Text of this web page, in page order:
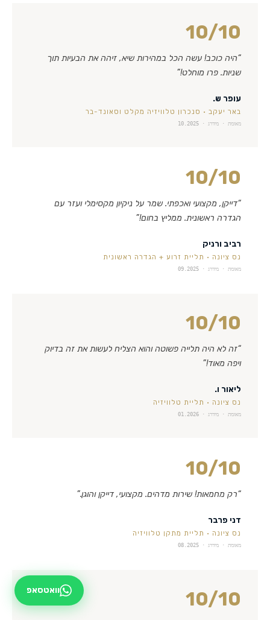
10/10
“היה כוכב! עשה הכל במהירות שיא, זיהה את הבעיות תוך
שניות. פרו מוחלט!”
עופר ש.
באר יעקב · סנכרון טלוויזיה מקלט וסאונד-בר
מאומת · מידרג · 10.2025
10/10
“דייקן, מקצועי ואכפתי. שמר על ניקיון מקסימלי ועזר עם
הגדרה ראשונית. ממליץ בחום!”
רביב ורניק
נס ציונה · תליית זרוע + הגדרה ראשונית
מאומת · מידרג · 09.2025
10/10
“זה לא היה תלייה פשוטה והוא הצליח לעשות את זה בדיוק
ויפה מאוד!”
ליאור ו.
נס ציונה · תליית טלוויזיה
מאומת · מידרג · 01.2026
10/10
“רק מחמאות! שירות מדהים. מקצועי, דייקן והוגן.”
דני פרבר
נס ציונה · תליית מתקן טלוויזיה
מאומת · מידרג · 08.2025
10/10 וואטסאפ